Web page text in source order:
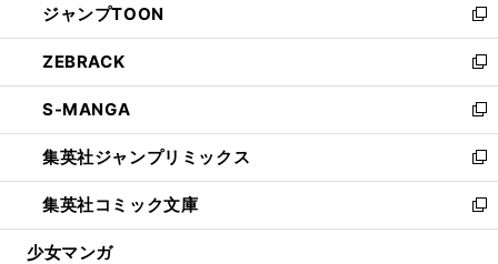
く
で
開
く
ド
ウ
で
開
く
ィ
ン
ド
ウ
で
開
く
い
ウ
ィ
ン
ド
ウ
で
開
く
ジャンプTOON
新
し
い
ウ
ィ
ン
ド
ウ
で
開
ZEBRACK
新
し
い
ウ
ィ
ン
ド
ウ
S-MANGA
新
し
い
ウ
ィ
ン
集英社ジャンプリミックス
新
し
い
ウ
集英社コミック文庫
新
し
少女マンガ